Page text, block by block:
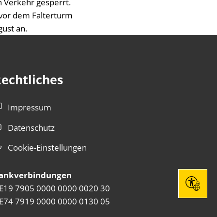
dem Falterturm
an.
Impressum
Datenschutz
Cookie-Einstellungen
7905 0000 0000 0020 30
7919 0000 0000 0130 05
Seite